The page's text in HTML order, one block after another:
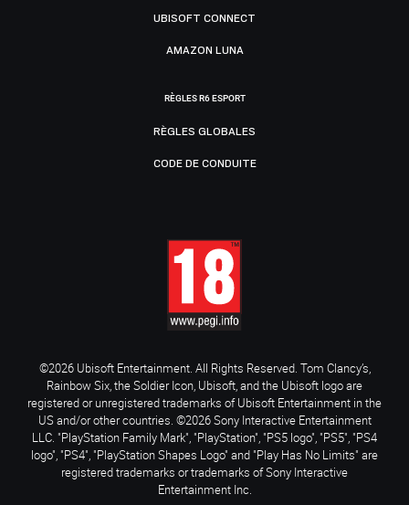
UBISOFT CONNECT
AMAZON LUNA
RÈGLES R6 ESPORT
RÈGLES GLOBALES
CODE DE CONDUITE
©2026 Ubisoft Entertainment. All Rights Reserved. Tom Clancy’s,
Rainbow Six, the Soldier Icon, Ubisoft, and the Ubisoft logo are
registered or unregistered trademarks of Ubisoft Entertainment in the
US and/or other countries. ©2026 Sony Interactive Entertainment
LLC. "PlayStation Family Mark", "PlayStation", "PS5 logo", "PS5", "PS4
logo", "PS4", "PlayStation Shapes Logo" and "Play Has No Limits" are
registered trademarks or trademarks of Sony Interactive
Entertainment Inc.